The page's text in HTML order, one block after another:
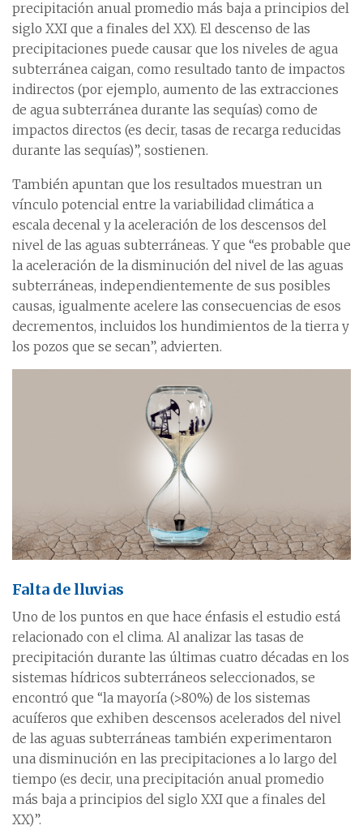
precipitación anual promedio más baja a principios del
siglo XXI que a finales del XX). El descenso de las
precipitaciones puede causar que los niveles de agua
subterránea caigan, como resultado tanto de impactos
indirectos (por ejemplo, aumento de las extracciones
de agua subterránea durante las sequías) como de
impactos directos (es decir, tasas de recarga reducidas
durante las sequías)”, sostienen.
También apuntan que los resultados muestran un
vínculo potencial entre la variabilidad climática a
escala decenal y la aceleración de los descensos del
nivel de las aguas subterráneas. Y que “es probable que
la aceleración de la disminución del nivel de las aguas
subterráneas, independientemente de sus posibles
causas, igualmente acelere las consecuencias de esos
decrementos, incluidos los hundimientos de la tierra y
los pozos que se secan”, advierten.
Falta de lluvias
Uno de los puntos en que hace énfasis el estudio está
relacionado con el clima. Al analizar las tasas de
precipitación durante las últimas cuatro décadas en los
sistemas hídricos subterráneos seleccionados, se
encontró que “la mayoría (>80%) de los sistemas
acuíferos que exhiben descensos acelerados del nivel
de las aguas subterráneas también experimentaron
una disminución en las precipitaciones a lo largo del
tiempo (es decir, una precipitación anual promedio
más baja a principios del siglo XXI que a finales del
XX)”.